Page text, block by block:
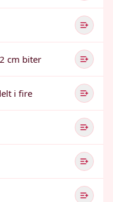
cm biter
i fire